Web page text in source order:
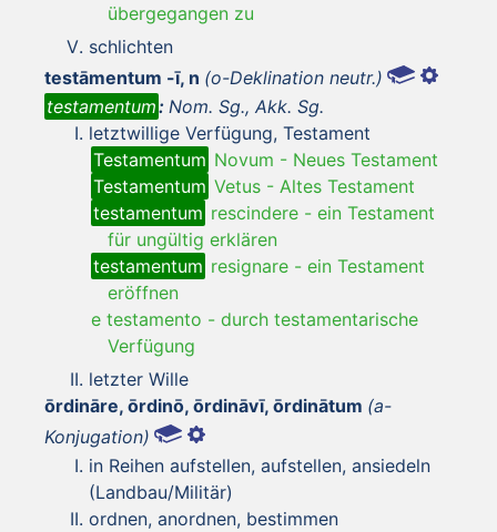
übergegangen zu
schlichten
testāmentum -ī, n (o-Deklination neutr.)
testamentum: Nom. Sg., Akk. Sg.
letztwillige Verfügung, Testament
Testamentum Novum - Neues Testament
Testamentum Vetus - Altes Testament
testamentum rescindere - ein Testament
für ungültig erklären
testamentum resignare - ein Testament
eröffnen
e testamento - durch testamentarische
Verfügung
letzter Wille
ōrdināre, ōrdinō, ōrdināvī, ōrdinātum (a-
Konjugation)
in Reihen aufstellen, aufstellen, ansiedeln
(Landbau/Militär)
ordnen, anordnen, bestimmen